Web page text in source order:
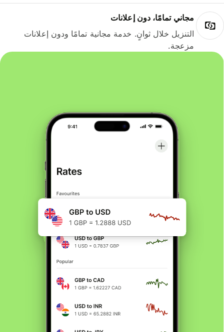
مجاني تمامًا، دون إعلانات
التنزيل خلال ثوانٍ. خدمة مجانية تمامًا ودون إعلانات
مزعجة.